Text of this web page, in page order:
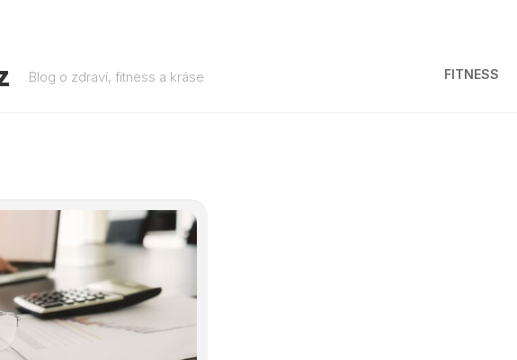
Blog o zdraví, fitness a kráse FITNESS